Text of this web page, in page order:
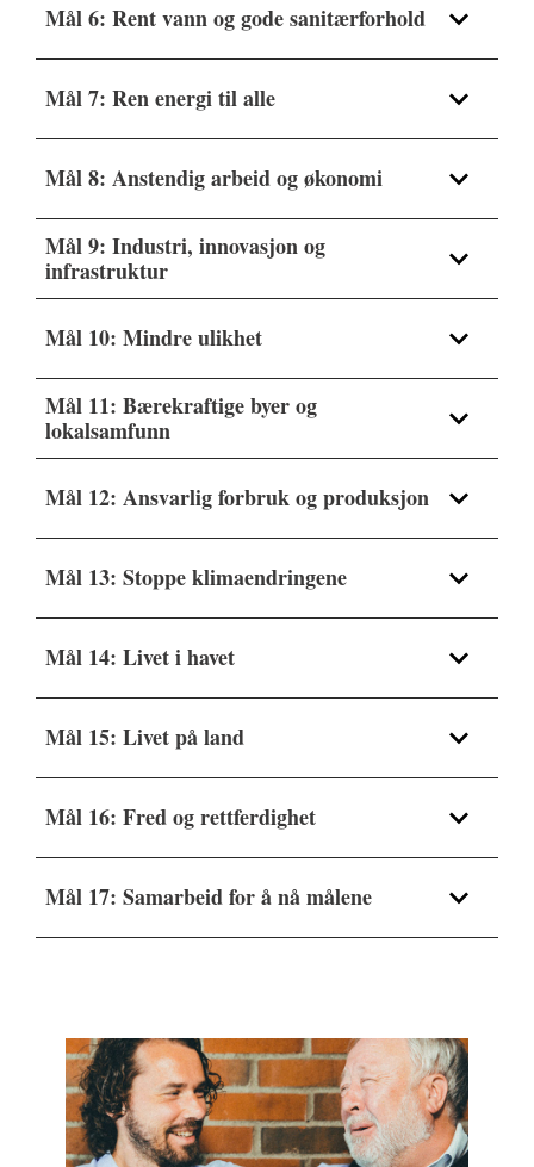
bærekraftsmålene
bærekraftsmålene
bærekraftsmålene
Mål 6: Rent vann og gode sanitærforhold
Mål 7: Ren energi til alle
Mål 8: Anstendig arbeid og økonomi
Mål 9: Industri, innovasjon og
infrastruktur
Kirken og
bærekraftsmålene
Mål 10: Mindre ulikhet
Kirken og
bærekraftsmålene
Mål 11: Bærekraftige byer og
lokalsamfunn
Mål 12: Ansvarlig forbruk og produksjon
Mål 13: Stoppe klimaendringene
Mål 14: Livet i havet
Mål 15: Livet på land
Mål 16: Fred og rettferdighet
Mål 17: Samarbeid for å nå målene